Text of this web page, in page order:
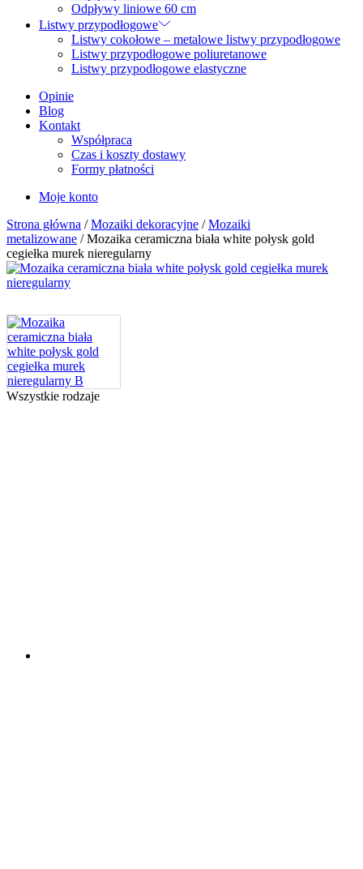
Odpływy liniowe 60 cm
Listwy przypodłogowe
Listwy cokołowe – metalowe listwy przypodłogowe
Listwy przypodłogowe poliuretanowe
Listwy przypodłogowe elastyczne
Opinie
Blog
Kontakt
Współpraca
Czas i koszty dostawy
Formy płatności
Moje konto
Strona główna /Mozaiki dekoracyjne /Mozaiki
metalizowane / Mozaika ceramiczna biała white połysk gold
cegiełka murek nieregularny
Wszystkie rodzaje